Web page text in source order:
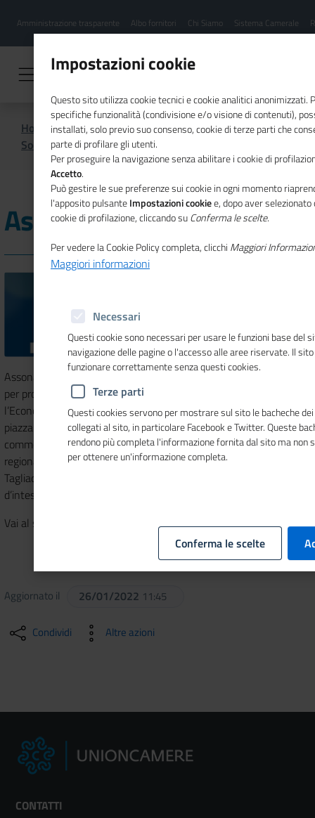
contenuto
Menu
hamburgher
Amministrazione trasparente Albo fornitori Chi Siamo Sistema Camerale
Home
Sistema Camerale
Società del sistema camerale
Assonautica
Assonautica Italiana è stata istituita da Unioncamere nel 1971
per promuovere la nautica da diporto, il turismo nautico e
l’Economia del Mare. Ha sede a Roma, presso l’Unioncamere, in
piazza Sallustio. E’ composta attualmente da 20 Camere di
commercio, 35 Assonautiche provinciali e una Unioncamere
regionale. Soci sostenitori sono l’Unioncamere, l’Istituto
Tagliacarne e l’Ucina. Nel 2009 è stato firmato un protocollo
d’intesa con la Fiv e la Lega Navale Italiana.
Vai al sito
Aggiornato il 26/01/2022 11:45
Condividi Altre azioni
CONTATTI
Impostazioni cookie
Questo sito utilizza cookie tecnici e cookie analitici anonimizzati.
specifiche funzionalità (condivisione e/o visione di contenuti),
installati, solo previo suo consenso, cookie di terze parti che
parte di profilare gli utenti.
Per proseguire la navigazione senza abilitare i cookie di
Accetto.
Può gestire le sue preferenze sui cookie in ogni momento
l'apposito pulsanteImpostazioni cookiee, dopo aver
cookie di profilazione, cliccando suConferma le scelte.
Per vedere la Cookie Policy completa, clicchi Maggiori
Maggiori informazioni
Necessari
Questi cookie sono necessari per usare le funzioni base del
navigazione delle pagine o l'accesso alle aree riservate. Il
funzionare correttamente senza questi cookies.
Terze parti
Questi cookies servono per mostrare sul sito le bacheche
collegati al sito, in particolare Facebook e Twitter. Queste
rendono più completa l'informazione fornita dal sito ma non
per ottenere un'informazione completa.
Conferma le scelte